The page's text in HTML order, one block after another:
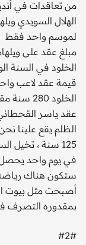
من تعاقدات في
لموسم واحد فقط
قيمة عقد لاعب
الخلود
عقد ياسر
الظلم يقع علينا
125 سنة ،
في يوم واحد
ستكون هناك
أصبحت مثل بيوت
بمقدوره التصرف
#2#